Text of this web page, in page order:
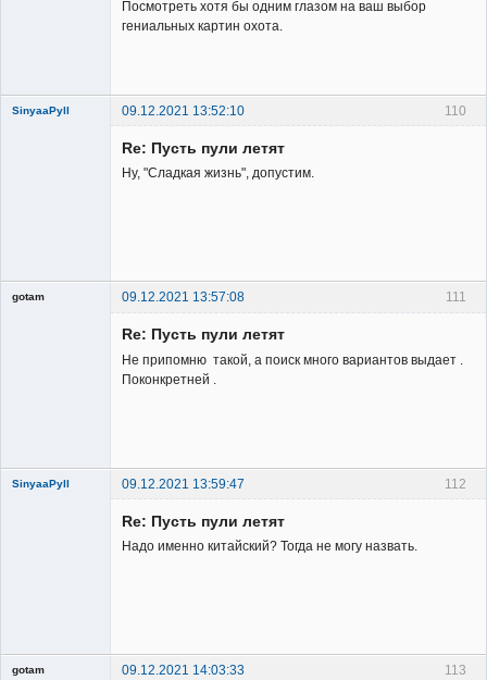
Посмотреть хотя бы одним глазом на ваш выбор
гениальных картин охота.
110
SinyaaPyll 09.12.2021 13:52:10
Re: Пусть пули летят
Ну, "Сладкая жизнь", допустим.
111
gotam
09.12.2021 13:57:08
Re: Пусть пули летят
Не припомню такой, а поиск много вариантов выдает .
Поконкретней .
112
SinyaaPyll 09.12.2021 13:59:47
Re: Пусть пули летят
Надо именно китайский? Тогда не могу назвать.
113
gotam
09.12.2021 14:03:33